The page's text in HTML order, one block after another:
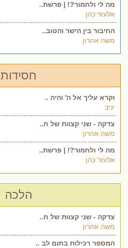
מה לי ולחמור?! | פרשת..
אלעזר כהן
החיבור בין הישר והטוב..
משה אהרון
חסידות
וקרא עליך אל ה' והיה ..
יניב
צדקה - שני קצוות של ח..
משה אהרון
מה לי ולחמור?! | פרשת..
אלעזר כהן
הלכה
צדקה - שני קצוות של ח..
משה אהרון
המספר רכילות בתום לב ..